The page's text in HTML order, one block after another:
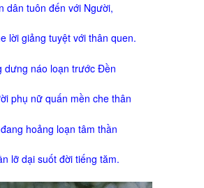
CN, Xét Mình
dân tuôn đến với Người,
lời giảng tuyệt với thân quen.
dưng náo loạn trước Đền
phụ nữ quấn mền che thân
hoảng loạn tâm thần
lỡ dại suốt đời tiếng tăm.